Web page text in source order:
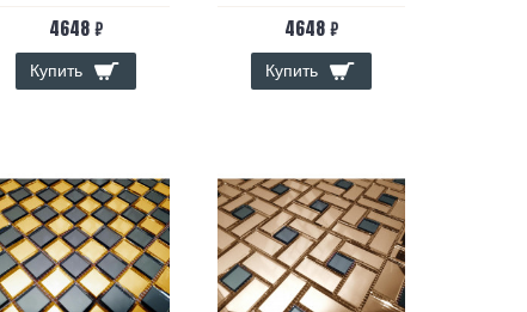
4648 ₽
Купить
4648 ₽
Купить